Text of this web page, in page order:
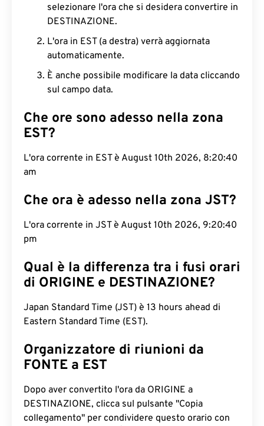
selezionare l'ora che si desidera convertire in
DESTINAZIONE.
L'ora in EST (a destra) verrà aggiornata
automaticamente.
È anche possibile modificare la data cliccando
sul campo data.
Che ore sono adesso nella zona
EST?
L'ora corrente in EST è August 10th 2026, 8:20:41
am
Che ora è adesso nella zona JST?
L'ora corrente in JST è August 10th 2026, 9:20:41
pm
Qual è la differenza tra i fusi orari
di ORIGINE e DESTINAZIONE?
Japan Standard Time (JST) è 13 hours ahead di
Eastern Standard Time (EST).
Organizzatore di riunioni da
FONTE a EST
Dopo aver convertito l'ora da ORIGINE a
DESTINAZIONE, clicca sul pulsante "Copia
collegamento" per condividere questo orario con